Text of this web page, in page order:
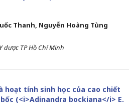
Thanh, Nguyễn Hoàng Tùng
dược TP Hồ Chí Minh
hoạt tính sinh học của cao chiết
(<i>Adinandra bockiana</i> E.